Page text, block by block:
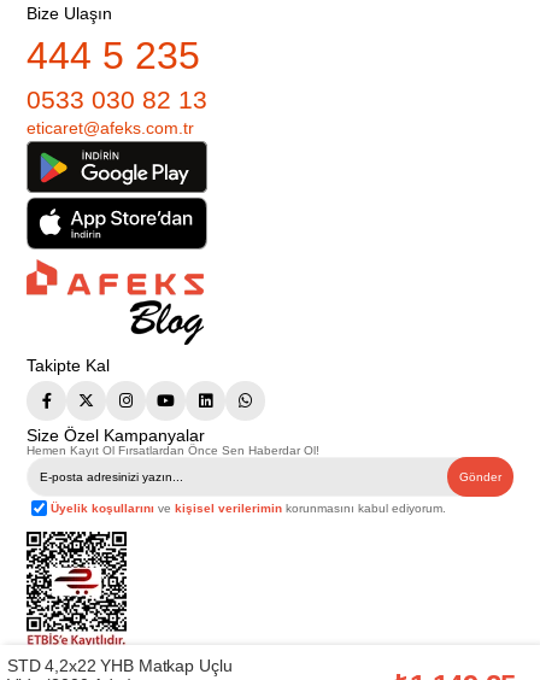
Bize Ulaşın
444 5 235
0533 030 82 13
eticaret@afeks.com.tr
Takipte Kal
Size Özel Kampanyalar
Hemen Kayıt Ol Fırsatlardan Önce Sen Haberdar Ol!
Gönder
Üyelik koşullarını vekişisel verilerimin korunmasını kabul ediyorum.
Telif Hakkı © 2026 Afeks Yapı Market . Tüm hakları saklıdır.
STD 4,2x22 YHB Matkap Uçlu